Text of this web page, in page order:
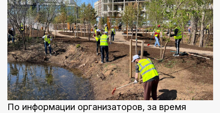
По информации организаторов, за время